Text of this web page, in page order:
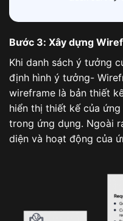
Bước 3: Xây dựng
Khi danh sách ý tưởng
định hình ý tưởng-
wireframe là bản thiết
hiển thị thiết kế của
trong ứng dụng. Ngoài
diện và hoạt động của